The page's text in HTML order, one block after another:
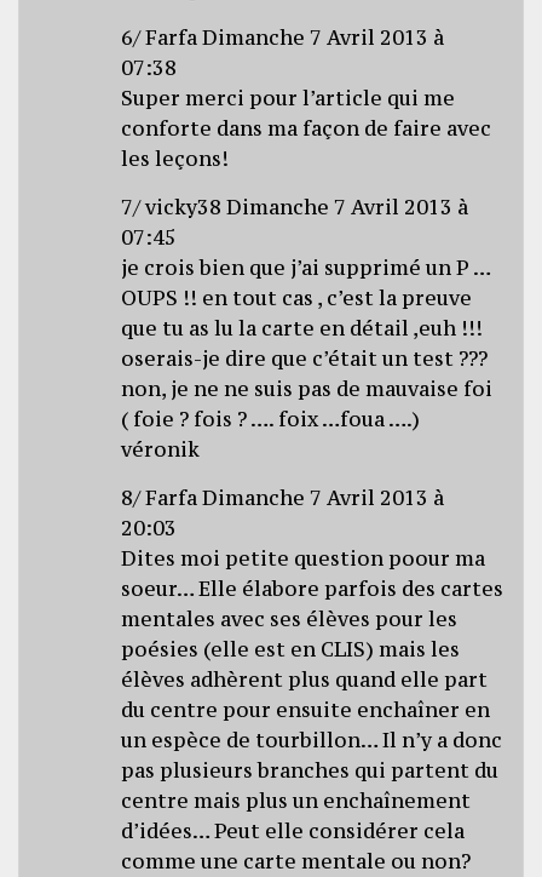
6/ Farfa Dimanche 7 Avril 2013 à
07:38
Super merci pour l’article qui me
conforte dans ma façon de faire avec
les leçons!
7/ vicky38 Dimanche 7 Avril 2013 à
07:45
je crois bien que j’ai supprimé un P …
OUPS !! en tout cas , c’est la preuve
que tu as lu la carte en détail ,euh !!!
oserais-je dire que c’était un test ???
non, je ne ne suis pas de mauvaise foi
( foie ? fois ? …. foix …foua ….)
véronik
8/ Farfa Dimanche 7 Avril 2013 à
20:03
Dites moi petite question poour ma
soeur… Elle élabore parfois des cartes
mentales avec ses élèves pour les
poésies (elle est en CLIS) mais les
élèves adhèrent plus quand elle part
du centre pour ensuite enchaîner en
un espèce de tourbillon… Il n’y a donc
pas plusieurs branches qui partent du
centre mais plus un enchaînement
d’idées… Peut elle considérer cela
comme une carte mentale ou non?